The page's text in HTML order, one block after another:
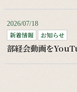
2026/07/18
新着情報 お知らせ
部経会動画を